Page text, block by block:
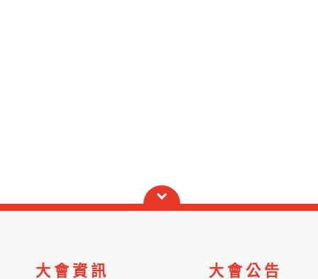
大會資訊 大會公告